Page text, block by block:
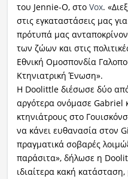
του Jennie-O, στο Vox.
στις εγκαταστάσεις μας
πρότυπά μας
των ζώων και στις
Εθνική Ομοσπονδία
Κτηνιατρική Ένωση».
Η Doolittle διέσωσε δύο
αργότερα ονόμασε Gabriel
κτηνιάτρους στο
να κάνει ευθανασία στον
πραγματικά σοβαρές
παράσιτα», δήλωσε η
ιδιαίτερα κακή